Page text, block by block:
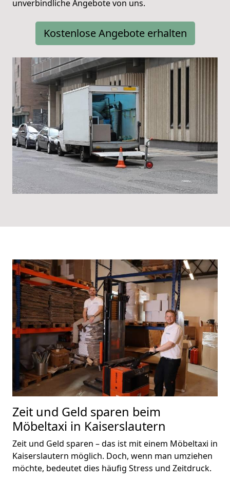
unverbindliche Angebote von uns.
Kostenlose Angebote erhalten
Zeit und Geld sparen beim
Möbeltaxi in Kaiserslautern
Zeit und Geld sparen – das ist mit einem Möbeltaxi in
Kaiserslautern möglich. Doch, wenn man umziehen
möchte, bedeutet dies häufig Stress und Zeitdruck.